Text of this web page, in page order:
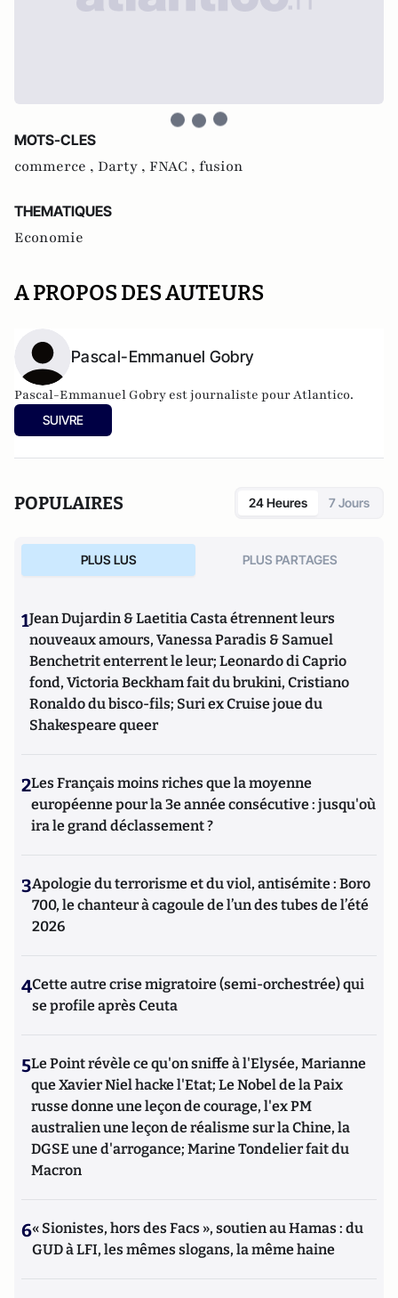
MOTS-CLES
commerce , Darty , FNAC , fusion
THEMATIQUES
Economie
A PROPOS DES AUTEURS
Pascal-Emmanuel Gobry
Pascal-Emmanuel Gobry est journaliste pour Atlantico.
SUIVRE
POPULAIRES 24 Heures 7 Jours
PLUS LUS PLUS PARTAGES
1Jean Dujardin & Laetitia Casta étrennent leurs
nouveaux amours, Vanessa Paradis & Samuel
Benchetrit enterrent le leur; Leonardo di Caprio
fond, Victoria Beckham fait du brukini, Cristiano
Ronaldo du bisco-fils; Suri ex Cruise joue du
Shakespeare queer
2Les Français moins riches que la moyenne
européenne pour la 3e année consécutive : jusqu'où
ira le grand déclassement ?
3Apologie du terrorisme et du viol, antisémite : Boro
700, le chanteur à cagoule de l’un des tubes de l’été
2026
4Cette autre crise migratoire (semi-orchestrée) qui
se profile après Ceuta
5Le Point révèle ce qu'on sniffe à l'Elysée, Marianne
que Xavier Niel hacke l'Etat; Le Nobel de la Paix
russe donne une leçon de courage, l'ex PM
australien une leçon de réalisme sur la Chine, la
DGSE une d'arrogance; Marine Tondelier fait du
Macron
6« Sionistes, hors des Facs », soutien au Hamas : du
GUD à LFI, les mêmes slogans, la même haine